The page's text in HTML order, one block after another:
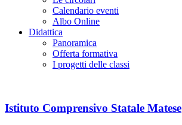
Calendario eventi
Albo Online
Didattica
Panoramica
Offerta formativa
I progetti delle classi
Istituto Comprensivo Statale Matese